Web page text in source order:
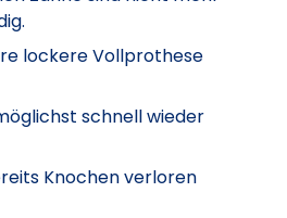
lockere Vollprothese
schnell wieder
Knochen verloren